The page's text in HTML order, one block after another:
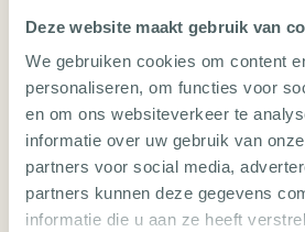
Deze website maakt gebruik van
We gebruiken cookies om content
personaliseren, om functies voor
en om ons websiteverkeer te
informatie over uw gebruik van
partners voor social media,
partners kunnen deze gegevens
informatie die u aan ze heeft
10 van 18 plekken vrij
22 SEP - 3 OCT 2026
11 nachten
ROUTE
Maumere
Niets beschikbaar
4 - 15 OCT 2026 ROUTE